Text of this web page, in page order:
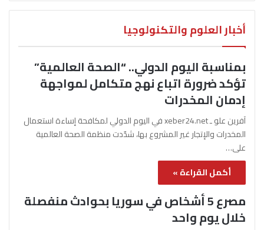
أخبار العلوم والتكنولوجيا
بمناسبة اليوم الدولي.. “الصحة العالمية”
تؤكد ضرورة اتباع نهج متكامل لمواجهة
إدمان المخدرات
آفرين علو ـ xeber24.net في اليوم الدولي لمكافحة إساءة استعمال
المخدرات والإتجار غير المشروع بها، شدّدت منظمة الصحة العالمية
على…
أكمل القراءة »
مصرع 5 أشخاص في سوريا بحوادث منفصلة
خلال يوم واحد